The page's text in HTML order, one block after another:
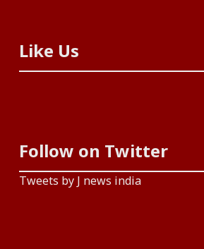
Like Us
Follow on Twitter
Tweets by J news india